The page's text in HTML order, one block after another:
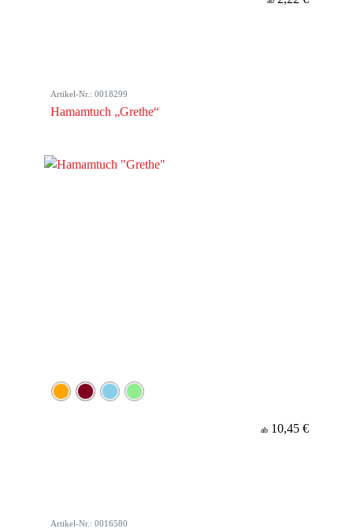
Artikel-Nr.: 0018299
Hamamtuch „Grethe“
ab 10,45 €
Artikel-Nr.: 0016580